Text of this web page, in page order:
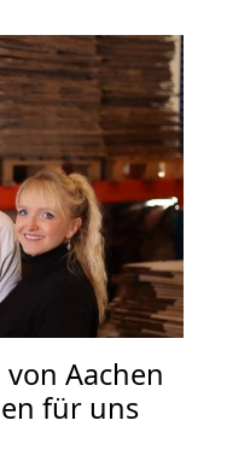
Aachen
für uns